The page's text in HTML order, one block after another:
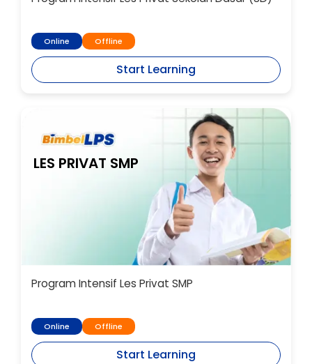
Online Offline
Start Learning
LES PRIVAT SMP
Program Intensif Les Privat SMP
Online Offline
Start Learning